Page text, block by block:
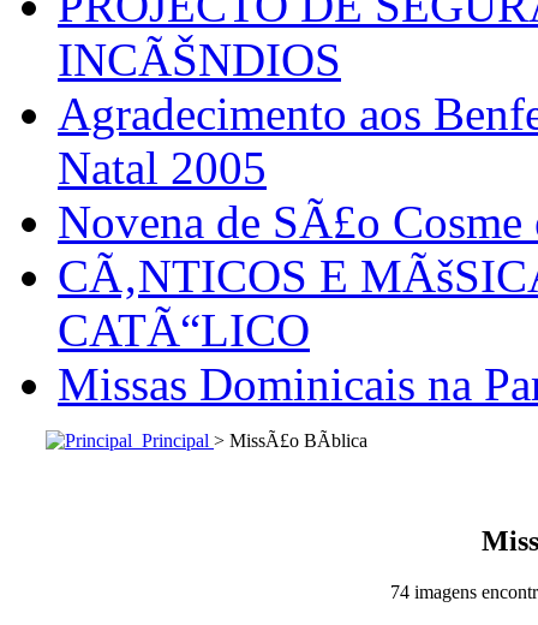
INCÃŠNDIOS
Agradecimento aos
Natal 2005
Novena de SÃ£o
CÃ‚NTICOS E
CATÃ“LICO
Missas Dominicais na
Principal > MissÃ£o BÃ­blica
74 imagens